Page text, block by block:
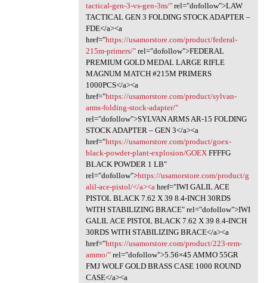
tactical-gen-3-vs-gen-3m/"rel="dofollow">LAW
TACTICAL GEN 3 FOLDING STOCK ADAPTER –
FDE</a><a
href="https://usamorstore.com/product/federal-
215m-primers/"rel="dofollow">FEDERAL
PREMIUM GOLD MEDAL LARGE RIFLE
MAGNUM MATCH #215M PRIMERS
1000PCS</a><a
href="https://usamorstore.com/product/sylvan-
arms-folding-stock-adapter/"
rel="dofollow">SYLVAN ARMS AR-15 FOLDING
STOCK ADAPTER – GEN 3</a><a
href="https://usamorstore.com/product/goex-
black-powder-plant-explosion/GOEXFFFFG
BLACK POWDER 1 LB"
rel="dofollow">https://usamorstore.com/product/g
alil-ace-pistol/</a><a href="IWI GALIL ACE
PISTOL BLACK 7.62 X 39 8.4-INCH 30RDS
WITH STABILIZING BRACE" rel="dofollow">IWI
GALIL ACE PISTOL BLACK 7.62 X 39 8.4-INCH
30RDS WITH STABILIZING BRACE</a><a
href="https://usamorstore.com/product/223-rem-
ammo/"rel="dofollow">5.56×45 AMMO 55GR
FMJ WOLF GOLD BRASS CASE 1000 ROUND
CASE</a><a